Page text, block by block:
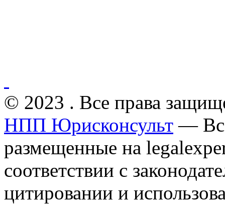
© 2023 . Все права
НПП Юрисконсульт —
размещенные на
соответствии с
цитировании и